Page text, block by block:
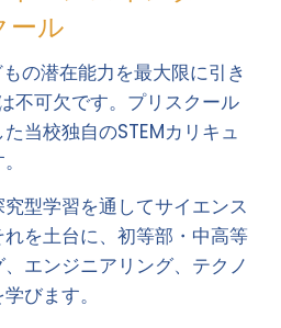
ール
の潜在能力を最大限に引き
不可欠です。プリスクール
当校独自のSTEMカリキュ
型学習を通してサイエンス
を土台に、初等部・中高等
エンジニアリング、テクノ
びます。